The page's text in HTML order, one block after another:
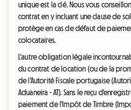
unique est la clé. Nous vous
contrat en y incluant une clause de
protège en cas de défaut de
colocataires.
L'autre obligation légale
du contrat de location (ou de la
de l'Autorité Fiscale portugaise
Aduaneira - AT). Sans le reçu
paiement de l'Impôt de Timbre